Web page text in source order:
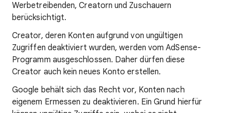
Werbetreibenden, Creatorn und Zuschauern
berücksichtigt.
Creator, deren Konten aufgrund von ungültigen
Zugriffen deaktiviert wurden, werden vom AdSense-
Programm ausgeschlossen. Daher dürfen diese
Creator auch kein neues Konto erstellen.
Google behält sich das Recht vor, Konten nach
eigenem Ermessen zu deaktivieren. Ein Grund hierfür